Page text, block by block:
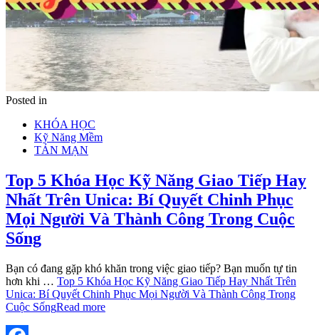
Posted in
KHÓA HỌC
Kỹ Năng Mềm
TẢN MẠN
Top 5 Khóa Học Kỹ Năng Giao Tiếp Hay
Nhất Trên Unica: Bí Quyết Chinh Phục
Mọi Người Và Thành Công Trong Cuộc
Sống
Bạn có đang gặp khó khăn trong việc giao tiếp? Bạn muốn tự tin
hơn khi … Top 5 Khóa Học Kỹ Năng Giao Tiếp Hay Nhất Trên
Unica: Bí Quyết Chinh Phục Mọi Người Và Thành Công Trong
Cuộc SốngRead more